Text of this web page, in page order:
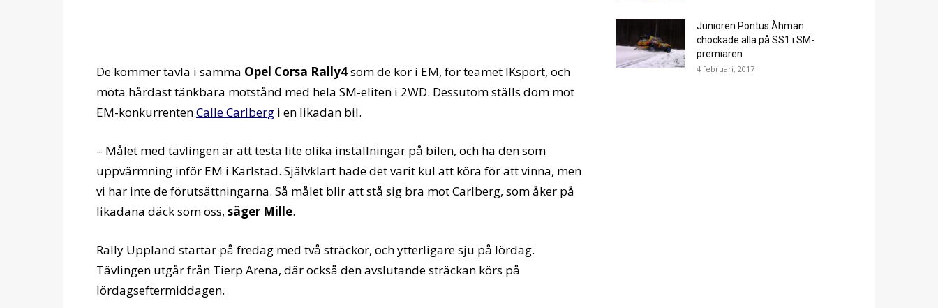
De kommer tävla i samma Opel Corsa Rally4som de kör i EM, för teamet IKsport, och
möta hårdast tänkbara motstånd med hela SM-eliten i 2WD. Dessutom ställs dom mot
EM-konkurrentenCalle Carlberg i en likadan bil.
– Målet med tävlingen är att testa lite olika inställningar på bilen, och ha den som
uppvärmning inför EM i Karlstad. Självklart hade det varit kul att köra för att vinna, men
vi har inte de förutsättningarna. Så målet blir att stå sig bra mot Carlberg, som åker på
likadana däck som oss, säger Mille.
Rally Uppland startar på fredag med två sträckor, och ytterligare sju på lördag.
Tävlingen utgår från Tierp Arena, där också den avslutande sträckan körs på
lördagseftermiddagen.
Junioren Pontus Åhman
chockade alla på SS1 i SM-
premiären
4 februari, 2017